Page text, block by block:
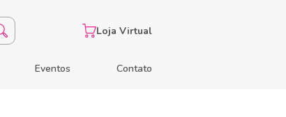
Eventos Contato
Loja Virtual